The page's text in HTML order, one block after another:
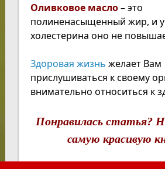
Оливковое масло– это
полиненасыщенный жир, и
холестерина оно не
Здоровая жизнь желает Вам
прислушиваться к своему
внимательно относиться к
Понравилась статья?
самую красивую